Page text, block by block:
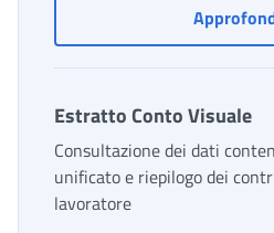
Estratto Conto Visuale
Consultazione dei dati
unificato e riepilogo dei
lavoratore